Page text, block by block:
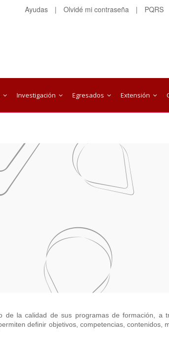
Ayudas | Olvidé mi contraseña | PQRS
Investigación Egresados Extensión